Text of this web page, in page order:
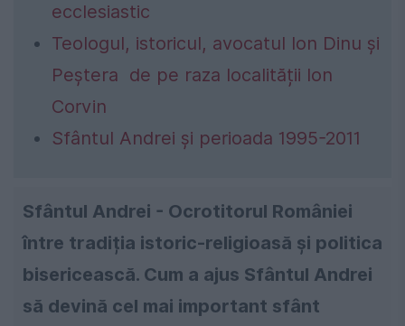
ecclesiastic
Teologul, istoricul, avocatul Ion Dinu și
Peștera de pe raza localității Ion
Corvin
Sfântul Andrei și perioada 1995-2011
Sfântul Andrei - Ocrotitorul României
între tradiția istoric-religioasă și politica
bisericească. Cum a ajus Sfântul Andrei
să devină cel mai important sfânt